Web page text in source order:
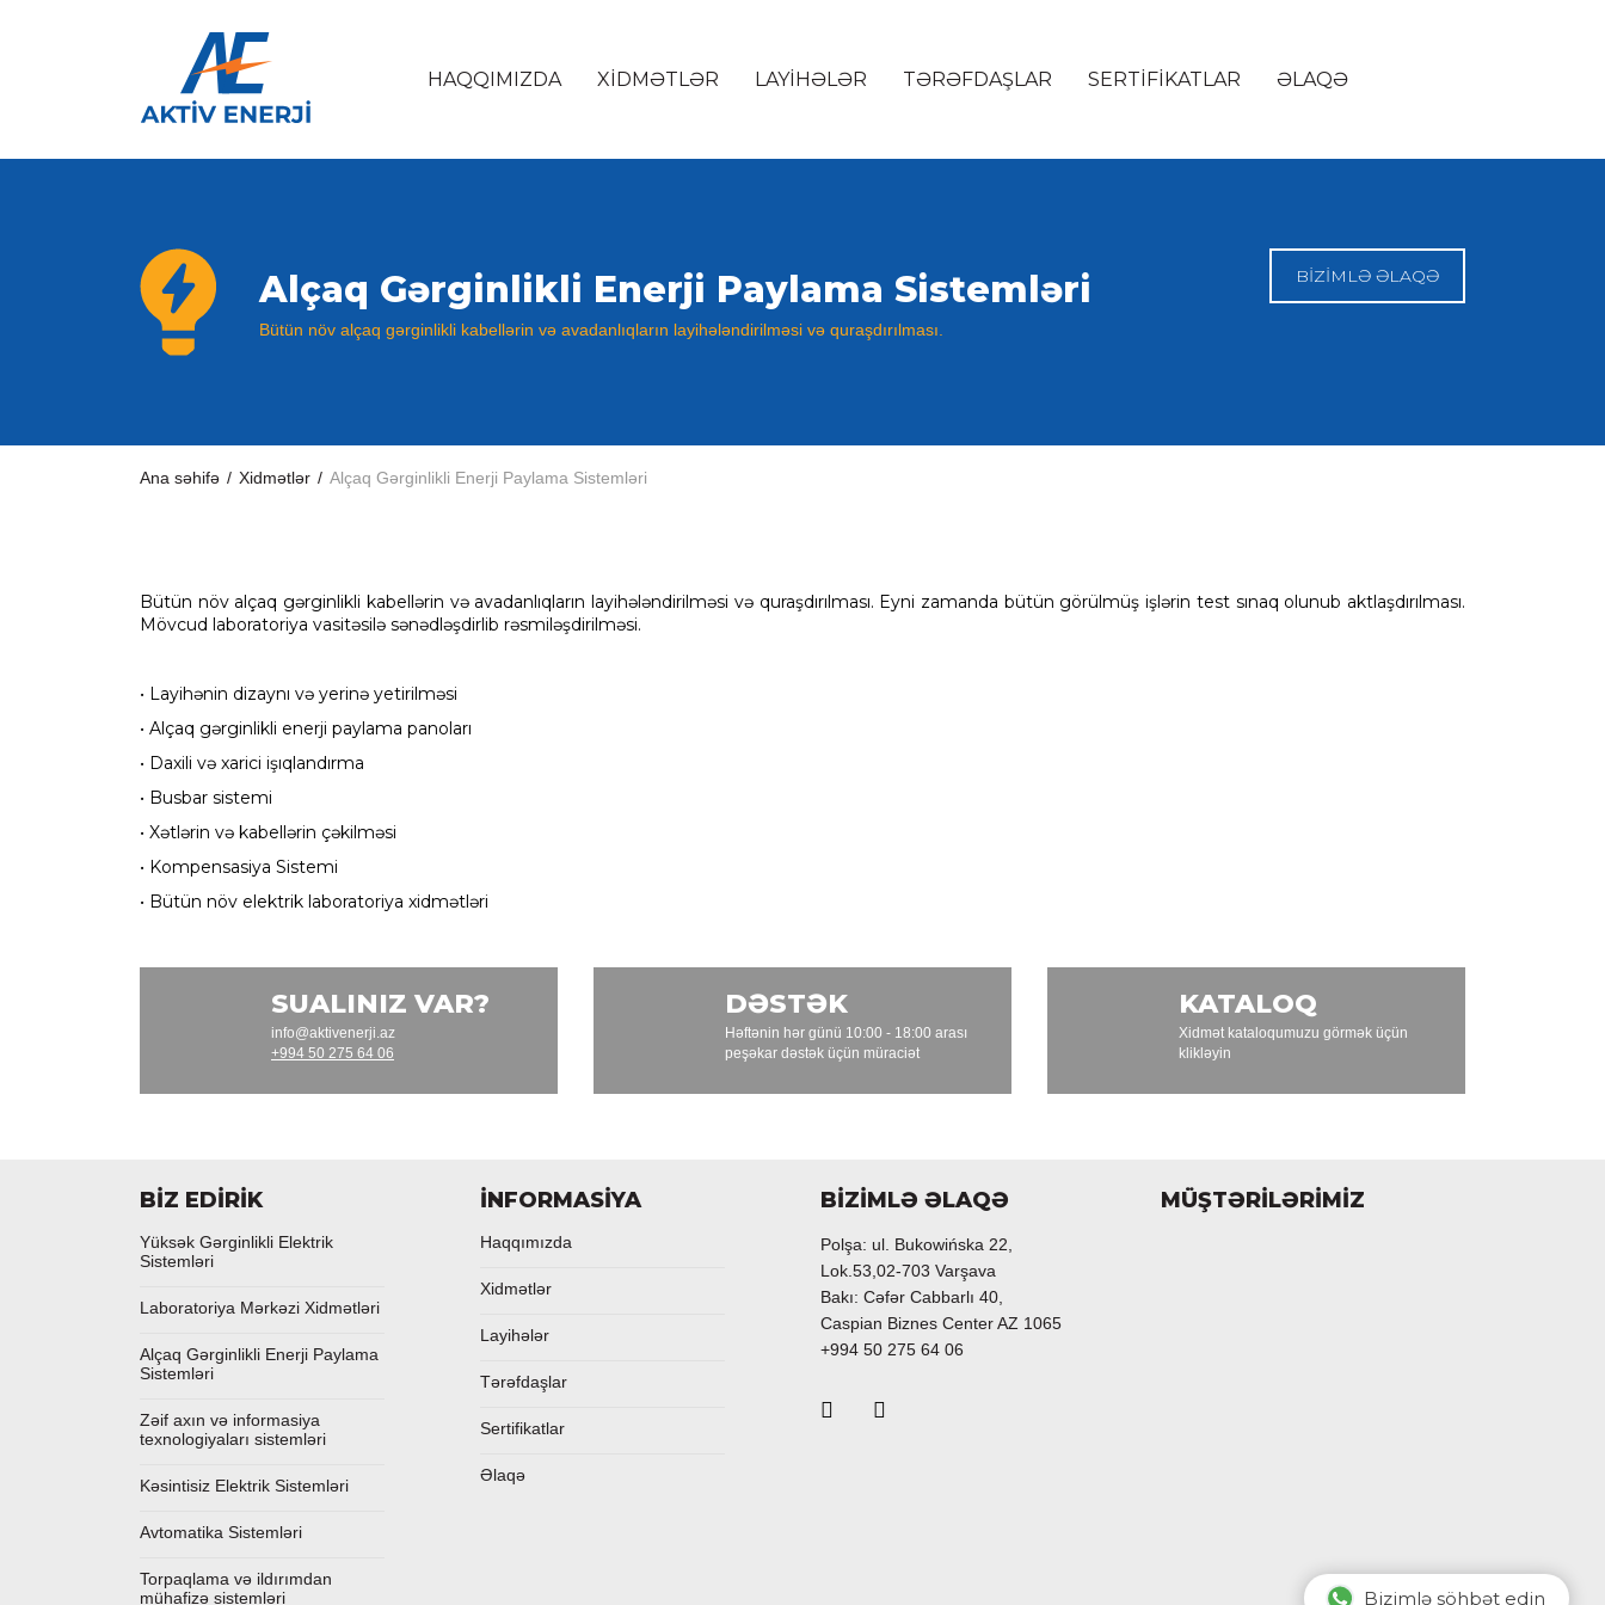
HAQQIMIZDA XIDMƏTLƏR LAYIHƏLƏR TƏRƏFDAŞLAR SERTIFIKATLAR ƏLAQƏ
Alçaq Gərginlikli Enerji Paylama Sistemləri
Bütün növ alçaq gərginlikli kabellərin və avadanlıqların layihələndirilməsi və quraşdırılması.
BİZİMLƏ ƏLAQƏ
Ana səhifə / Xidmətlər / Alçaq Gərginlikli Enerji Paylama Sistemləri
Bütün növ alçaq gərginlikli kabellərin və avadanlıqların layihələndirilməsi və quraşdırılması. Eyni zamanda bütün görülmüş işlərin test sınaq olunub aktlaşdırılması.
Mövcud laboratoriya vasitəsilə sənədləşdirlib rəsmiləşdirilməsi.
• Layihənin dizaynı və yerinə yetirilməsi
• Alçaq gərginlikli enerji paylama panoları
• Daxili və xarici işıqlandırma
• Busbar sistemi
• Xətlərin və kabellərin çəkilməsi
• Kompensasiya Sistemi
• Bütün növ elektrik laboratoriya xidmətləri
SUALINIZ VAR?
info@aktivenerji.az
+994 50 275 64 06
DƏSTƏK
Həftənin hər günü 10:00 - 18:00 arası
peşəkar dəstək üçün müraciət
KATALOQ
Xidmət kataloqumuzu görmək üçün
klikləyin
MÜŞTƏRİLƏRİMİZ
BİZ EDİRİK
Yüksək Gərginlikli Elektrik
Sistemləri
Laboratoriya Mərkəzi Xidmətləri
Alçaq Gərginlikli Enerji Paylama
Sistemləri
Zəif axın və informasiya
texnologiyaları sistemləri
Kəsintisiz Elektrik Sistemləri
Avtomatika Sistemləri
Torpaqlama və ildırımdan
mühafizə sistemləri
İNFORMASİYA
Haqqımızda
Xidmətlər
Layihələr
Tərəfdaşlar
Sertifikatlar
Əlaqə
BİZİMLƏ ƏLAQƏ
Polşa: ul. Bukowińska 22,
Lok.53,02-703 Varşava
Bakı: Cəfər Cabbarlı 40,
Caspian Biznes Center AZ 1065
+994 50 275 64 06
Bizimlə söhbət edin